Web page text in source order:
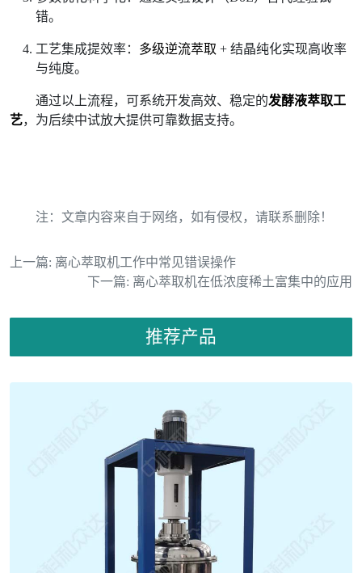
错。
工艺集成提效率： 多级逆流萃取 + 结晶纯化实现高收率
与纯度。
通过以上流程，可系统开发高效、稳定的发酵液萃取工
艺，为后续中试放大提供可靠数据支持。
注：文章内容来自于网络，如有侵权，请联系删除！
上一篇: 离心萃取机工作中常见错误操作
下一篇: 离心萃取机在低浓度稀土富集中的应用
推荐产品